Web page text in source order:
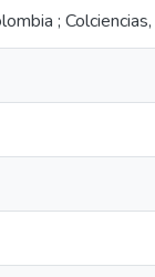
; Colciencias,